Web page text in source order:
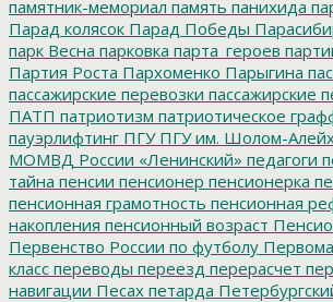
памятник-мемориал память панихида
Парад колясок Парад Победы
парк Весна парковка парта_героев
Партия Роста Пархоменко Парыгина
пассажирские перевозки пассажирские
ПАТП патриотизм патриотическое
пауэрлифтинг ПГУПГУ им. Шолом-
МОМВД России «Ленинский» педагоги
тайна пенсии пенсионер пенсионерка
пенсионная грамотность пенсионная
накопления пенсионный возраст
Первенство России по футболу
класс переводы переезд перерасчет
навигации Песах петарда